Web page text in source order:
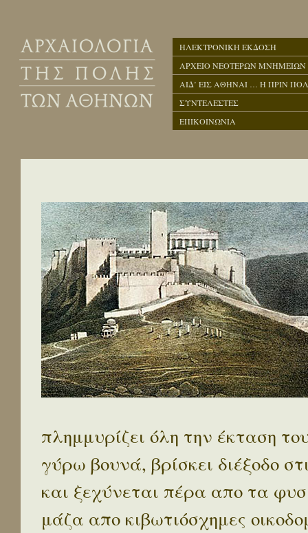
ΗΛΕΚΤΡΟΝΙΚΗ ΕΚΔΟΣΗ
ΑΡΧΕΙΟ ΝΕΟΤΕΡΩΝ ΜΝΗΜΕΙΩΝ
ΑΙΔ’ ΕΙΣ ΑΘΗΝΑΙ … Η ΠΡΙΝ
ΣΥΝΤΕΛΕΣΤΕΣ
ΕΠΙΚΟΙΝΩΝΙΑ
πλημμυρίζει όλη την έκταση
γύρω βουνά, βρίσκει διέξοδο
και ξεχύνεται πέρα απο τα
μάζα απο κιβωτιόσχημες